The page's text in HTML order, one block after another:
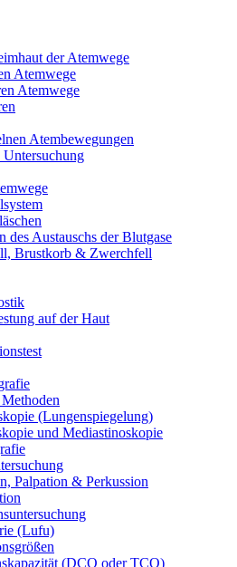
der Atemwege
Atemwege
Atemwege
Atembewegungen
des Austauschs der Blutgase
Brustkorb & Zwerchfell
auf der Haut
(Lungenspiegelung)
und Mediastinoskopie
Palpation & Perkussion
(Lufu)
(DCO oder TCO)